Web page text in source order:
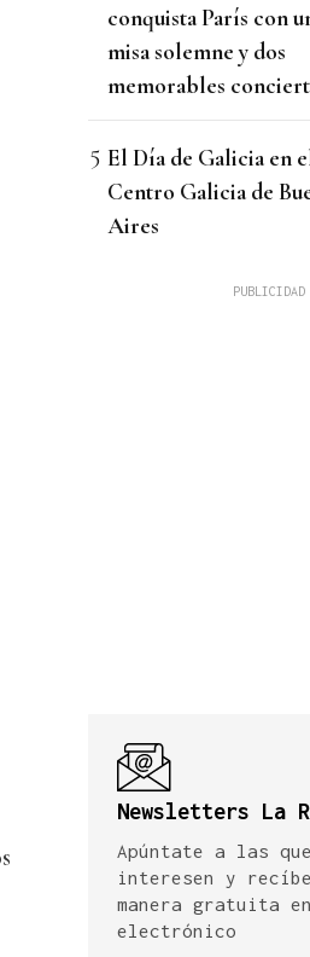
conquista París con
misa solemne y dos
memorables
El Día de Galicia en
Centro Galicia de
Aires
Newsletters La
Apúntate a las
interesen y
manera gratuita
electrónico